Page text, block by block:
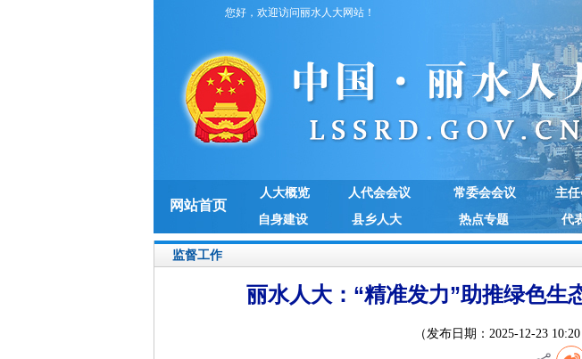
您好，欢迎访问丽水人大网站！
网站首页
人大概览 人代会会议 常委会会议 主
自身建设
县乡人大 热点专题 代
监督工作
丽水人大：“精准发力”助推绿色生
（发布日期：2025-12-23